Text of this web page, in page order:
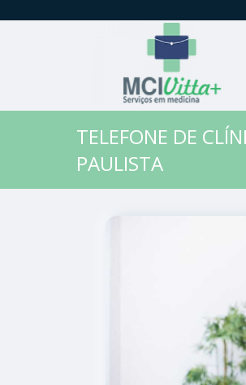
TELEFONE DE
PAULISTA